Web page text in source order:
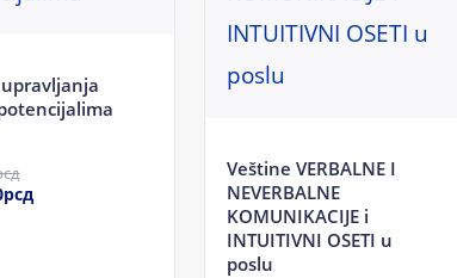
рсд
Veštine VERBALNE I
NEVERBALNE
KOMUNIKACIJE i
INTUITIVNI OSETI u
poslu